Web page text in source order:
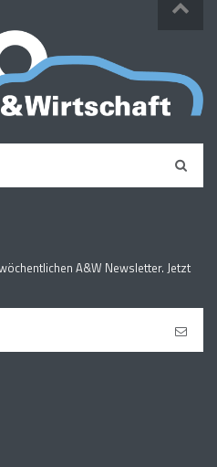
A&W Newsletter. Jetzt